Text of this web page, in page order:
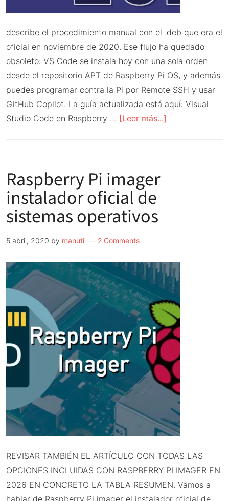
describe el procedimiento manual con el .deb que era el
oficial en noviembre de 2020. Ese flujo ha quedado
obsoleto: VS Code se instala hoy con una sola orden
desde el repositorio APT de Raspberry Pi OS, y además
puedes programar contra la Pi por Remote SSH y usar
GitHub Copilot. La guía actualizada está aquí: Visual
Studio Code en Raspberry … [Leer más...]
Raspberry Pi imager
instalador oficial de
sistemas operativos
5 abril, 2020 by manuti 2 Comments
REVISAR TAMBIÉN EL ARTÍCULO CON TODAS LAS
OPCIONES INCLUIDAS CON RASPBERRY PI IMAGER EN
2026 EN CONCRETO LA TABLA RESUMEN. Vamos a
hablar de Raspberry Pi imager el instalador oficial de